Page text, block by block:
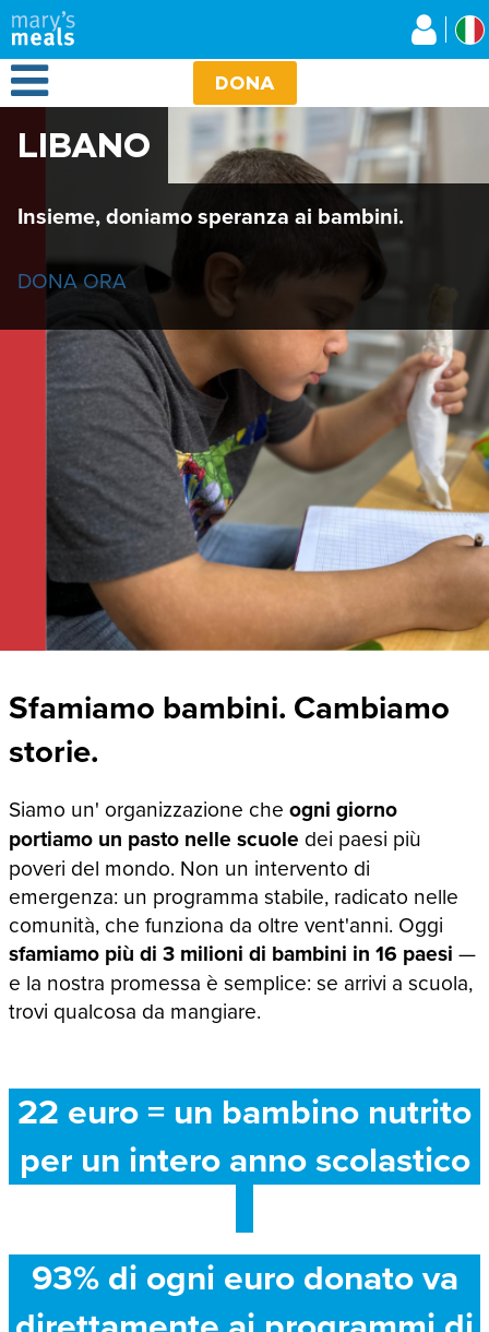
Salta
al
contenuto
principale
Open Menu DONA
LIBANO
Insieme, doniamo speranza ai bambini.
DONA ORA
Sfamiamo bambini. Cambiamo
storie.
Siamo un' organizzazione che ogni giorno
portiamo un pasto nelle scuole dei paesi più
poveri del mondo. Non un intervento di
emergenza: un programma stabile, radicato nelle
comunità, che funziona da oltre vent'anni. Oggi
sfamiamo più di 3 milioni di bambini in 16 paesi —
e la nostra promessa è semplice: se arrivi a scuola,
trovi qualcosa da mangiare.
22 euro = un bambino nutrito
per un intero anno scolastico
93% di ogni euro donato va